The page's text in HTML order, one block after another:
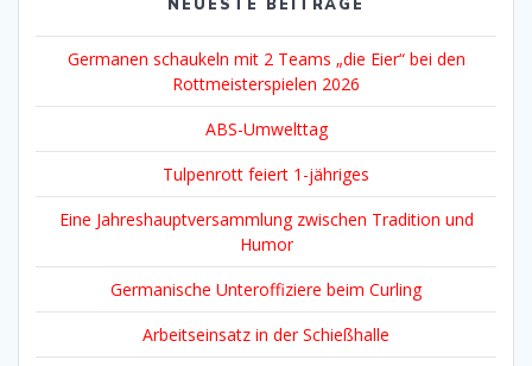
NEUESTE BEITRÄGE
Germanen schaukeln mit 2 Teams „die Eier“ bei den
Rottmeisterspielen 2026
ABS-Umwelttag
Tulpenrott feiert 1-jähriges
Eine Jahreshauptversammlung zwischen Tradition und
Humor
Germanische Unteroffiziere beim Curling
Arbeitseinsatz in der Schießhalle